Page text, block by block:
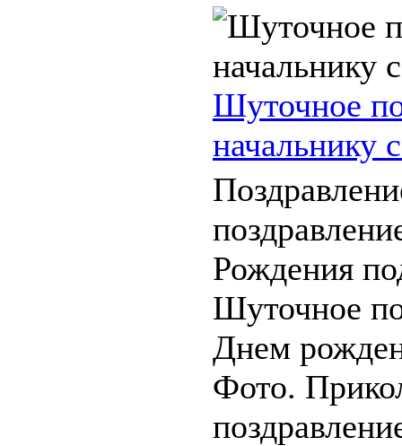
Шуточное
начальнику
Рождения
Шуточное
Днем
Фото.